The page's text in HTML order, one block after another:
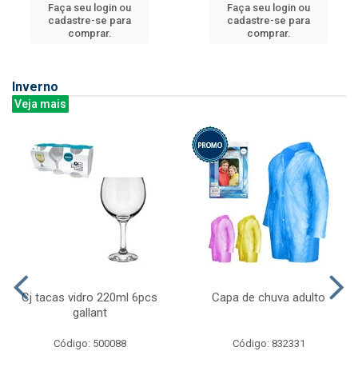
Faça seu login ou
cadastre-se para
comprar.
Faça seu login ou
cadastre-se para
comprar.
Inverno
Veja mais
Cj tacas vidro 220ml 6pcs
gallant
Código: 500088
Capa de chuva adulto
Código: 832331